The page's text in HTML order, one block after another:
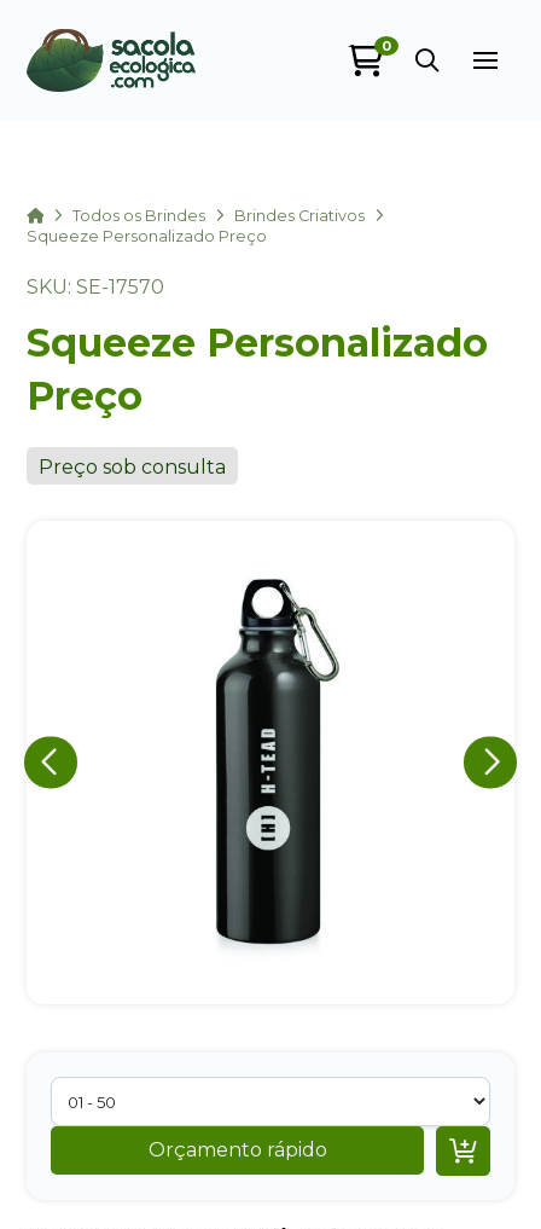
0
HomeTodos os Brindes
Brindes Criativos
Squeeze Personalizado Preço
SKU: SE-17570
Squeeze Personalizado
Preço
Preço sob consulta
Orçamento rápido 
Eu concordo em receber comunicações.
A nossa empresa está comprometida a proteger e respeitar
sua privacidade, utilizaremos seus dados apenas para fins
Iniciar conversa